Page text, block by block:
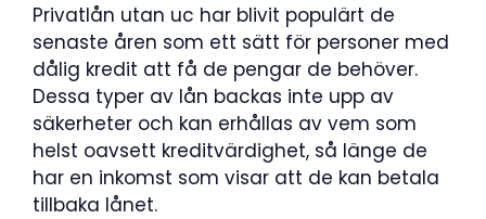
Privatlån utan uc har blivit populärt de
senaste åren som ett sätt för personer med
dålig kredit att få de pengar de behöver.
Dessa typer av lån backas inte upp av
säkerheter och kan erhållas av vem som
helst oavsett kreditvärdighet, så länge de
har en inkomst som visar att de kan betala
tillbaka lånet.